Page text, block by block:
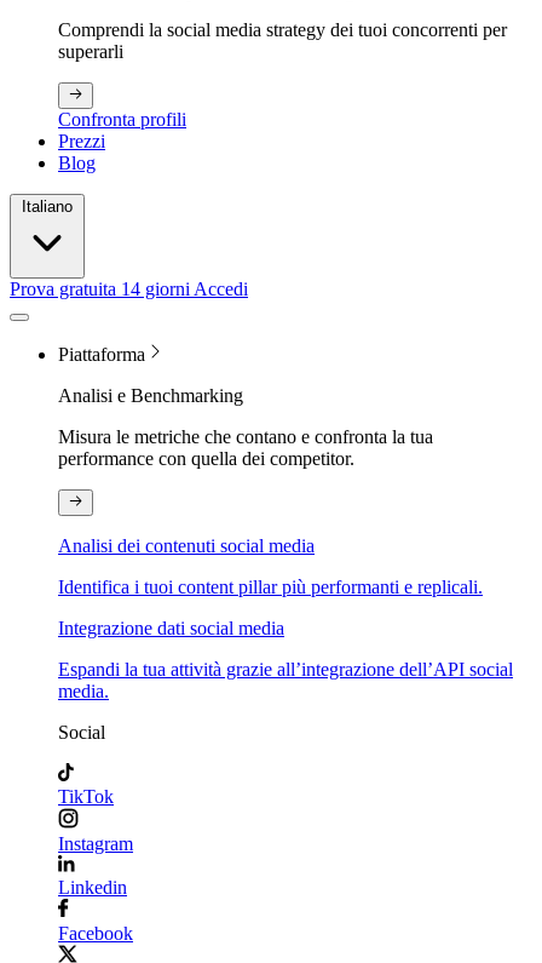
Comprendi la social media strategy dei tuoi concorrenti per
superarli
Confronta profili
Prezzi
Blog
Prova gratuita 14 giorni Accedi
Piattaforma
Analisi e Benchmarking
Misura le metriche che contano e confronta la tua
performance con quella dei competitor.
Analisi dei contenuti social media
Identifica i tuoi content pillar più performanti e replicali.
Integrazione dati social media
Espandi la tua attività grazie all’integrazione dell’API social
media.
Social
TikTok
Instagram
Linkedin
Facebook